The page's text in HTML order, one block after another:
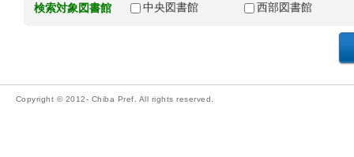
検索対象図書館 中央図書館 西部図書館
Copyright © 2012- Chiba Pref. All rights reserved.